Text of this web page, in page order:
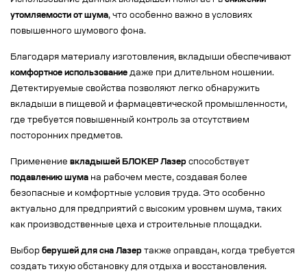
утомляемости от шума, что особенно важно в условиях
повышенного шумового фона.
Благодаря материалу изготовления, вкладыши обеспечивают
комфортное использование даже при длительном ношении.
Детектируемые свойства позволяют легко обнаружить
вкладыши в пищевой и фармацевтической промышленности,
где требуется повышенный контроль за отсутствием
посторонних предметов.
Применение вкладышей БЛОКЕР Лазер способствует
подавлению шума на рабочем месте, создавая более
безопасные и комфортные условия труда. Это особенно
актуально для предприятий с высоким уровнем шума, таких
как производственные цеха и строительные площадки.
Выбор берушей для сна Лазер также оправдан, когда требуется
создать тихую обстановку для отдыха и восстановления.